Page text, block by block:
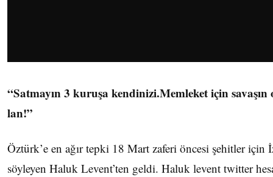
“Satmayın 3 kuruşa kendinizi.Memleket için
lan!”
Öztürk’e en ağır tepki 18 Mart zaferi öncesi şehitler için
söyleyen Haluk Levent’ten geldi. Haluk levent twitter